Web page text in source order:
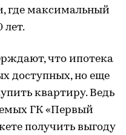
где максимальный
лет.
что ипотека
доступных, но еще
квартиру. Ведь
ГК «Первый
получить выгоду